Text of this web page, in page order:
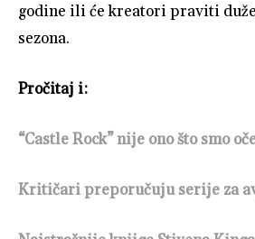
godine ili će kreatori praviti
sezona.
Pročitaj i:
“Castle Rock” nije ono što smo
Kritičari preporučuju serije za